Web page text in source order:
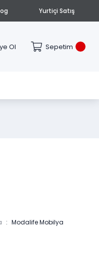
Yurtiçi Satış
Ol Sepetim
Modalife Mobilya